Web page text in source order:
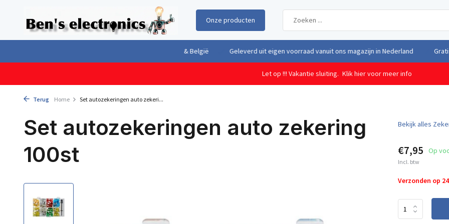
Onze producten
Geleverd uit eigen voorraad vanuit ons magazijn in Nederland Gratis
Let op !!! Vakantie sluiting. Klik hier voor meer info
Terug Home Set autozekeringen auto zekeri...
Set autozekeringen auto zekering
100st
Bekijk alles
€7,95 Op
Incl. btw
Verzonden op